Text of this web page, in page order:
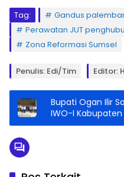
Tag:
Gandus
Perawatan JUT
Zona Reformasi Sumsel
Penulis: Edi/tim Editor:
Bupati Ogan Ilir
IWO-I Kabupaten